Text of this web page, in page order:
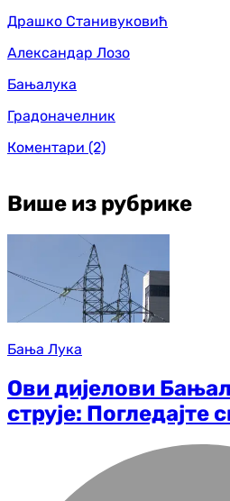
Драшко Станивуковић
Александар Лозо
Бањалука
Градоначелник
Коментари (2)
Више из рубрике
Бања Лука
Ови дијелови
струје: Погледајте